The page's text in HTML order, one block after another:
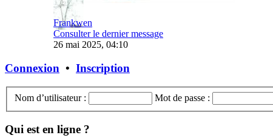
Frankwen
Consulter le dernier message
26 mai 2025, 04:10
Connexion • Inscription
Nom d’utilisateur : Mot de passe :
Qui est en ligne ?